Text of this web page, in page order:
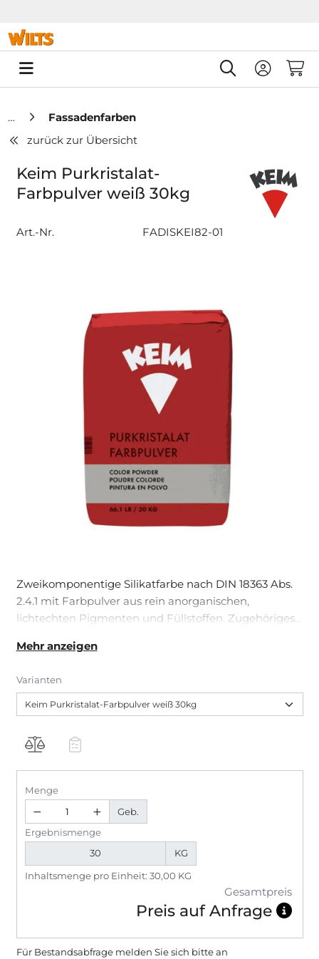
0
Fassadenfarben
zurück zur Übersicht
Keim Purkristalat-
Farbpulver weiß 30kg
Art.-Nr. FADISKEI82-01
Zweikomponentige Silikatfarbe nach DIN 18363 Abs.
2.4.1 mit Farbpulver aus rein anorganischen,
lichtechten Pigmenten und Füllstoffen. Zugehöriges
Beanspruchung, umweltgerecht, unbrennbar und
Beschichtungen von jahrzehntelanger Haltbarkeit,
mineralisch matt und absolut lichtecht. Keim
Certified Silver und C2C Certified Material Health
Certificate Gold.
Mehr anzeigen
Varianten
Menge
Geb.
Ergebnismenge
KG
Inhaltsmenge pro Einheit: 30,00 KG
Gesamtpreis
Preis auf Anfrage
Für Bestandsabfrage melden Sie sich bittean